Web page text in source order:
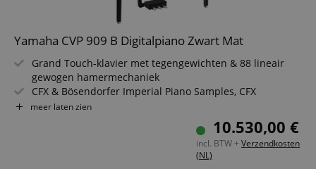
Yamaha CVP 909 B Digitalpiano Zwart Mat
Grand Touch-klavier met tegengewichten & 88 lineair
gewogen hamermechaniek
CFX & Bösendorfer Imperial Piano Samples, CFX
binauraal gesampled
1.605 klankkleuren + 58 Drum/SFX Kits + 480 XG
675 begeleidingsstijlen, interne Bluetooth®-audiofunctie
Intern luidsprekersysteem met 2x 16 cm + 5 cm + 2,5 cm
meer laten zien
10.530,00 €
incl. BTW + Verzendkosten
(NL)